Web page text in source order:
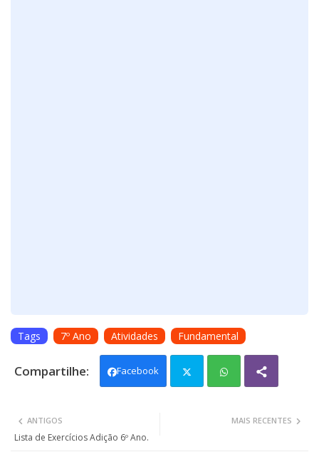
Tags 7º Ano Atividades Fundamental
Facebook
MAIS RECENTES
ANTIGOS
Lista de Exercícios Adição 6º Ano.